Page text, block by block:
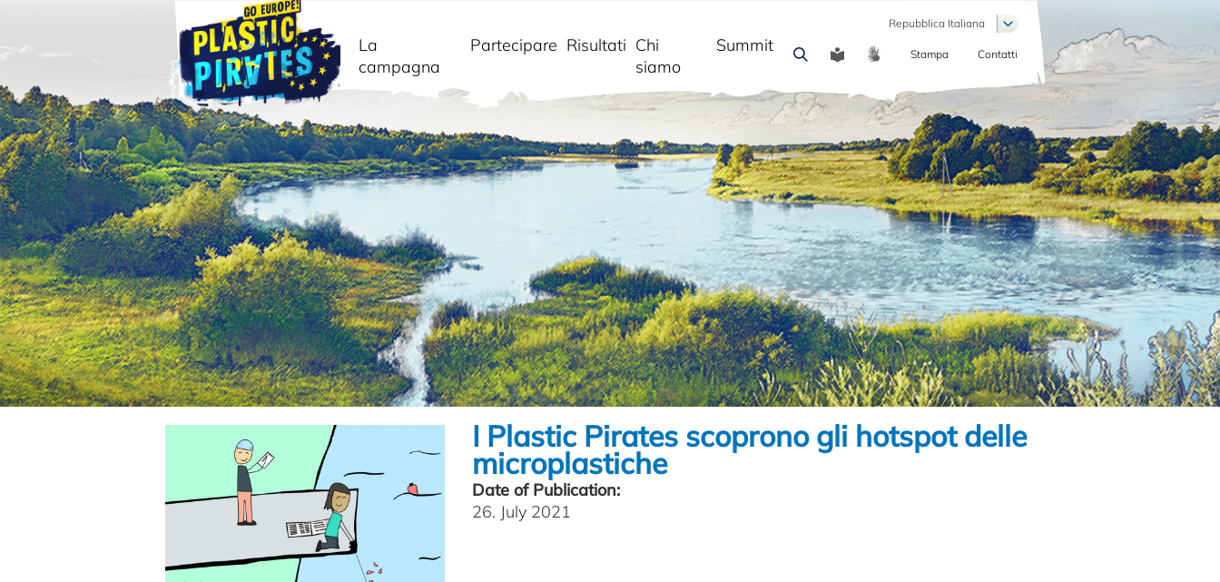
Cerca
La
campagna
Partecipare Risultati Chi
siamo
Summit
COMMUNICATION
Stampa Contatti
Repubblica Italiana List additional actions
I Plastic Pirates scoprono gli hotspot delle
microplastiche
Date of Publication:
26. July 2021